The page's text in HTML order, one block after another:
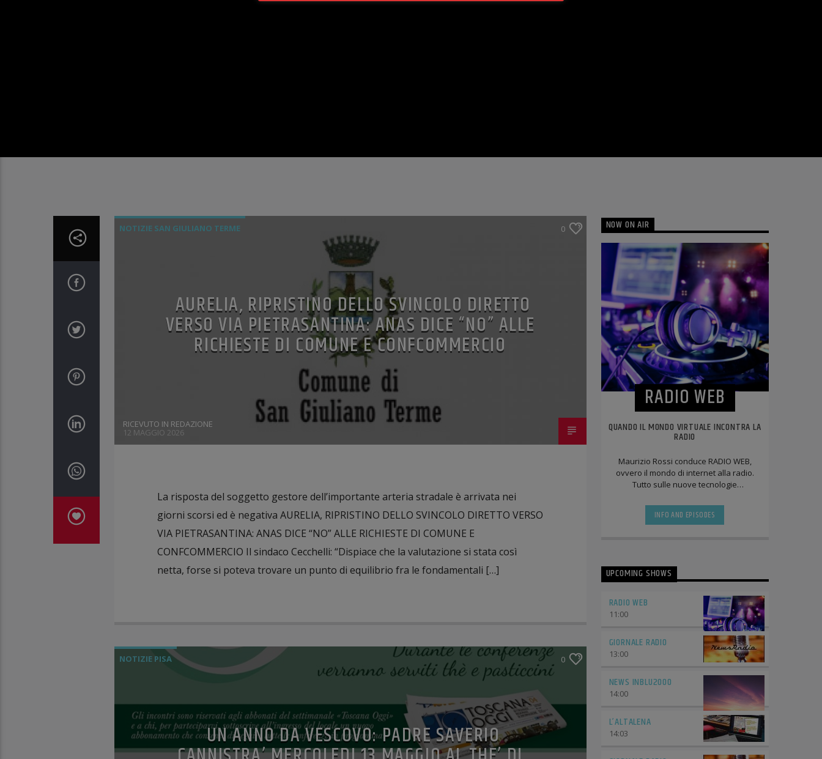
NOTIZIE SAN GIULIANO TERME 0
AURELIA, RIPRISTINO DELLO SVINCOLO DIRETTO
VERSO VIA PIETRASANTINA: ANAS DICE “NO” ALLE
RICHIESTE DI COMUNE E CONFCOMMERCIO
RICEVUTO IN REDAZIONE
12 MAGGIO 2026
La risposta del soggetto gestore dell’importante arteria stradale è arrivata nei
giorni scorsi ed è negativa AURELIA, RIPRISTINO DELLO SVINCOLO DIRETTO VERSO
VIA PIETRASANTINA: ANAS DICE “NO” ALLE RICHIESTE DI COMUNE E
CONFCOMMERCIO Il sindaco Cecchelli: “Dispiace che la valutazione si stata così
netta, forse si poteva trovare un punto di equilibrio fra le fondamentali […]
NOTIZIE PISA 0
UN ANNO DA VESCOVO: PADRE SAVERIO
NOW ON AIR
RADIO WEB
QUANDO IL MONDO VIRTUALE INCONTRA LA
RADIO
Maurizio Rossi conduce RADIO WEB,
ovvero il mondo di internet alla radio.
Tutto sulle nuove tecnologie
letteralmente sotto [...]
INFO AND EPISODES
UPCOMING SHOWS
RADIO WEB
11:00
GIORNALE RADIO
13:00
NEWS INBLU2000
14:00
L’ALTALENA
14:03